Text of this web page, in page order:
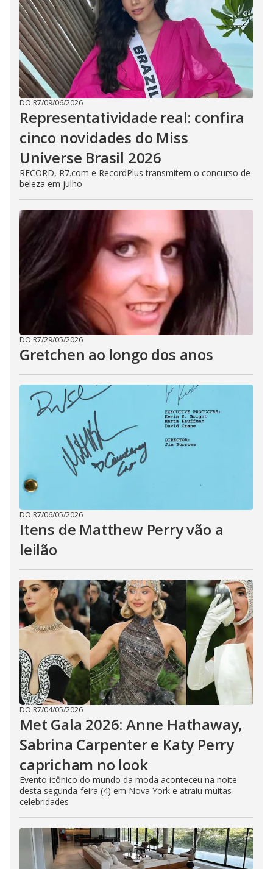
DO R7/09/06/2026
Representatividade real: confira
cinco novidades do Miss
Universe Brasil 2026
RECORD, R7.com e RecordPlus transmitem o concurso de
beleza em julho
DO R7/29/05/2026
Gretchen ao longo dos anos
DO R7/06/05/2026
Itens de Matthew Perry vão a
leilão
DO R7/04/05/2026
Met Gala 2026: Anne Hathaway,
Sabrina Carpenter e Katy Perry
capricham no look
Evento icônico do mundo da moda aconteceu na noite
desta segunda-feira (4) em Nova York e atraiu muitas
celebridades